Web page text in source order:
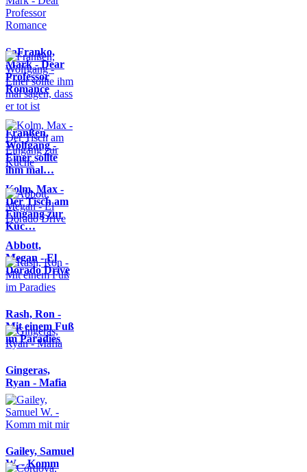
SaFranko,
Mark - Dear
Professor
Romance
Franßen,
Wolfgang -
Einer sollte
ihm mal…
Kolm, Max -
Der Tisch am
Eingang zur
Küc…
Abbott,
Megan - El
Dorado Drive
Rash, Ron -
Mit einem Fuß
im Paradies
Gingeras,
Ryan - Mafia
Gailey, Samuel
W. - Komm